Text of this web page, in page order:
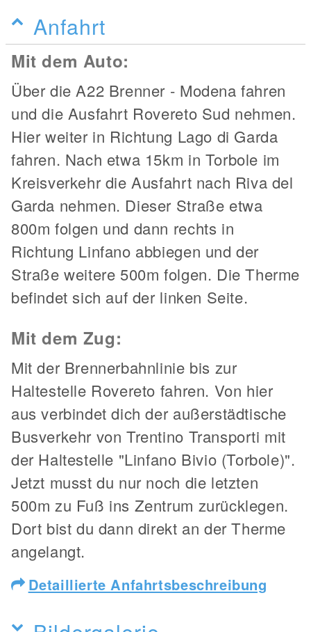
Anfahrt
Mit dem Auto:
Über die A22 Brenner - Modena fahren
und die Ausfahrt Rovereto Sud nehmen.
Hier weiter in Richtung Lago di Garda
fahren. Nach etwa 15km in Torbole im
Kreisverkehr die Ausfahrt nach Riva del
Garda nehmen. Dieser Straße etwa
800m folgen und dann rechts in
Richtung Linfano abbiegen und der
Straße weitere 500m folgen. Die Therme
befindet sich auf der linken Seite.
Mit dem Zug:
Mit der Brennerbahnlinie bis zur
Haltestelle Rovereto fahren. Von hier
aus verbindet dich der außerstädtische
Busverkehr von Trentino Transporti mit
der Haltestelle "Linfano Bivio (Torbole)".
Jetzt musst du nur noch die letzten
500m zu Fuß ins Zentrum zurücklegen.
Dort bist du dann direkt an der Therme
angelangt.
Detaillierte Anfahrtsbeschreibung